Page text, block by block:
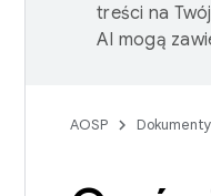
treści na
AI mogą
AOSP Dokumenty